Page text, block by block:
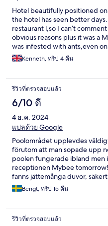
Hotel beautifully positioned
the hotel has seen better
restaurant l,so I can’t
obvious reasons plus it was a
was infested with ants,even
fridge was a bit dirty inside
amongst the sellable items on
Kenneth, ทริป 4 คืน
รีวิวที่ตรวจสอบแล้ว
6/10 ดี
4 ธ.ค. 2024
แปลด้วย Google
Poolområdet upplevdes
förutom att man sopade upp
poolen fungerade ibland men
receptionen Mybee
fanns jättemånga duvor,
upplevt något liknande. Fanns
med rejäl nedsmutsning som
dricka. Kändes väldigt
Bengt, ทริป 15 คืน
รีวิวที่ตรวจสอบแล้ว